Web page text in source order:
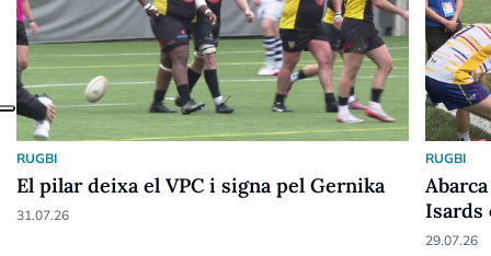
RUGBI
El pilar deixa el VPC i signa pel Gernika
31.07.26
RUGBI
Isards
29.07.26